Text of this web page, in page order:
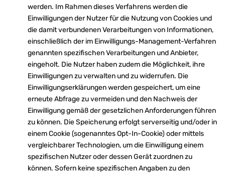
werden. Im Rahmen dieses Verfahrens werden die
Einwilligungen der Nutzer für die Nutzung von Cookies und
die damit verbundenen Verarbeitungen von Informationen,
einschließlich der im Einwilligungs-Management-Verfahren
genannten spezifischen Verarbeitungen und Anbieter,
eingeholt. Die Nutzer haben zudem die Möglichkeit, ihre
Einwilligungen zu verwalten und zu widerrufen. Die
Einwilligungserklärungen werden gespeichert, um eine
erneute Abfrage zu vermeiden und den Nachweis der
Einwilligung gemäß der gesetzlichen Anforderungen führen
zu können. Die Speicherung erfolgt serverseitig und/oder in
einem Cookie (sogenanntes Opt-In-Cookie) oder mittels
vergleichbarer Technologien, um die Einwilligung einem
spezifischen Nutzer oder dessen Gerät zuordnen zu
können. Sofern keine spezifischen Angaben zu den